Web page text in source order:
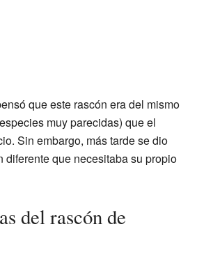
que este rascón era del mismo
muy parecidas) que el
Sin embargo, más tarde se dio
diferente que necesitaba su propio
del rascón de